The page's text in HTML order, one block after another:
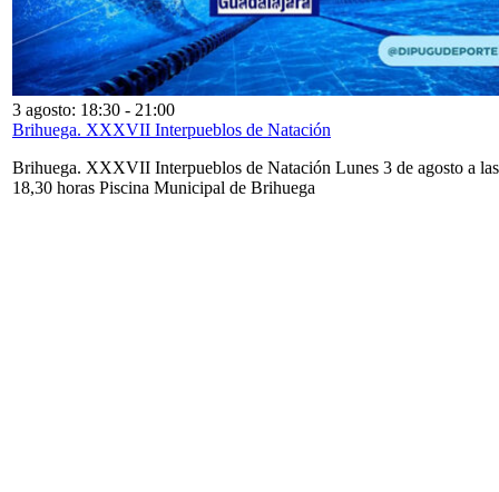
3 agosto: 18:30 - 21:00
Brihuega. XXXVII Interpueblos de Natación
Brihuega. XXXVII Interpueblos de Natación Lunes 3 de agosto a las
18,30 horas Piscina Municipal de Brihuega